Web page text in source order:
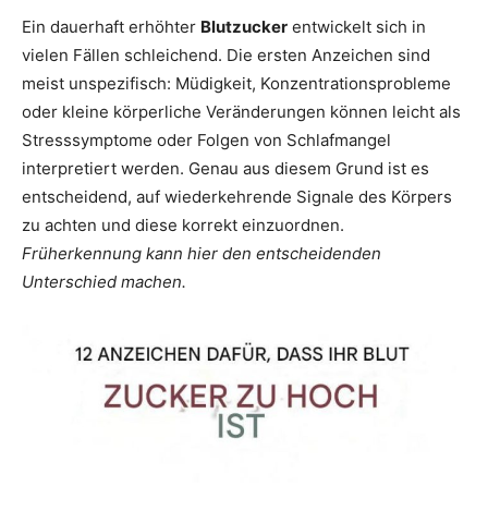
Ein dauerhaft erhöhter Blutzucker entwickelt sich in
vielen Fällen schleichend. Die ersten Anzeichen sind
meist unspezifisch: Müdigkeit, Konzentrationsprobleme
oder kleine körperliche Veränderungen können leicht als
Stresssymptome oder Folgen von Schlafmangel
interpretiert werden. Genau aus diesem Grund ist es
entscheidend, auf wiederkehrende Signale des Körpers
zu achten und diese korrekt einzuordnen.
Früherkennung kann hier den entscheidenden
Unterschied machen.